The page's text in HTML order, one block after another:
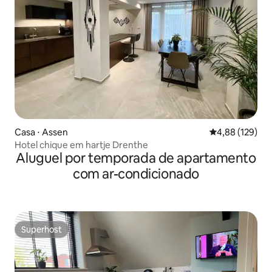
Casa ⋅ Assen 4,88 de uma
4,88 (129)
Hotel chique em hartje Drenthe
Aluguel por temporada de apartamento
com ar-condicionado
Superhost
Superhost